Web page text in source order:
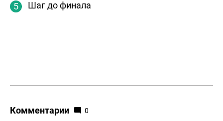
Шаг до финала
Комментарии 0